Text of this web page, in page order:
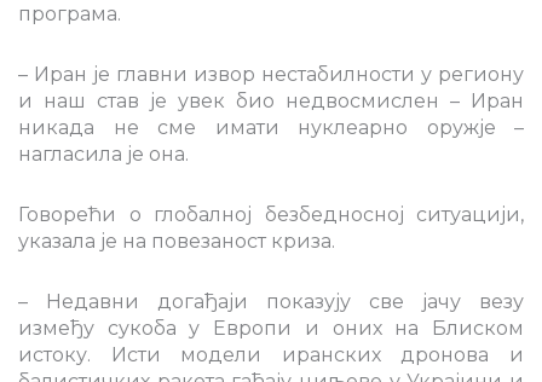
програма.
– Иран је главни извор нестабилности у региону
и наш став је увек био недвосмислен – Иран
никада не сме имати нуклеарно оружје –
нагласила је она.
Говорећи о глобалној безбедносној ситуацији,
указала је на повезаност криза.
– Недавни догађаји показују све јачу везу
између сукоба у Европи и оних на Блиском
истоку. Исти модели иранских дронова и